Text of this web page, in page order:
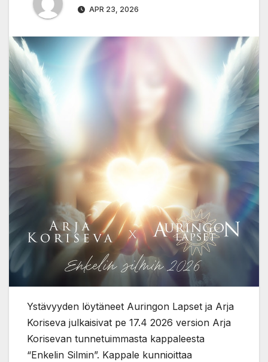
APR 23, 2026
Ystävyyden löytäneet Auringon Lapset ja Arja
Koriseva julkaisivat pe 17.4 2026 version Arja
Korisevan tunnetuimmasta kappaleesta
“Enkelin Silmin”. Kappale kunnioittaa